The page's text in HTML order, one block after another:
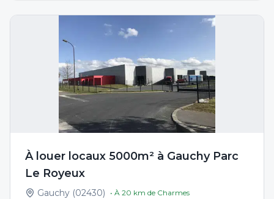
À louer locaux 5000m² à Gauchy Parc
Le Royeux
Gauchy (02430) • À 20 km de Charmes